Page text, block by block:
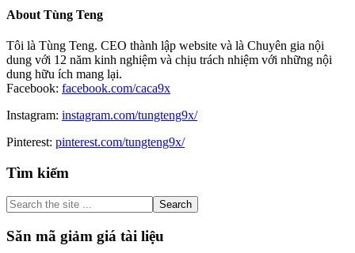
About Tùng Teng
Tôi là Tùng Teng. CEO thành lập website và là Chuyên gia nội
dung với 12 năm kinh nghiệm và chịu trách nhiệm với những nội
dung hữu ích mang lại.
Facebook: facebook.com/caca9x
Instagram: instagram.com/tungteng9x/
Pinterest: pinterest.com/tungteng9x/
Primary
Sidebar
Tìm kiếm
Search
the
site
...
Săn mã giảm giá tài liệu